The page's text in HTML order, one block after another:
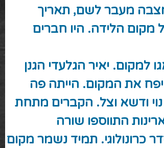
מעבר לשם, תאריך
מקום הלידה. היו חברים
למקום. יאיר הגלעדי הגנן
את המקום. הייתה פה
ודשא וצל. הקברים מתחת
התווספו שורה
כרונולוגי. תמיד נשמר מקום